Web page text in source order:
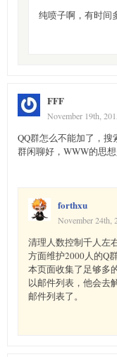
纯喷子啊，有时间
FFF
November 19th,
QQ群怎么不能加了，
群闲聊好，WWW的思
forthxu
November 24th,
清理人数控制千人左
方面维护2000人的Q
本页面收集了足够多
以邮件列表，他会去
邮件列表了。